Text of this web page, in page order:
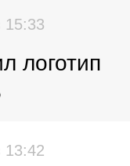
15:33
логотип
13:42